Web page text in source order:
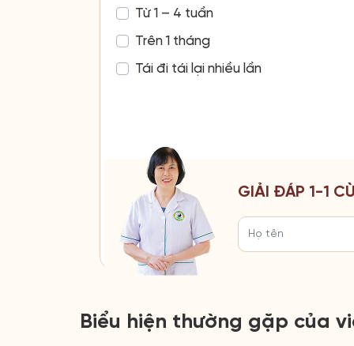
Từ 1 – 4 tuần
Trên 1 tháng
Tái đi tái lại nhiều lần
GIẢI ĐÁP 1-1
Biểu hiện thường gặp của